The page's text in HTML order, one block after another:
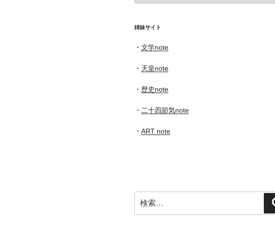
カ
ブ
姉妹サイト
・ 文学note
・ 天皇note
・ 歴史note
・ 二十四節気note
・ ART note
索: